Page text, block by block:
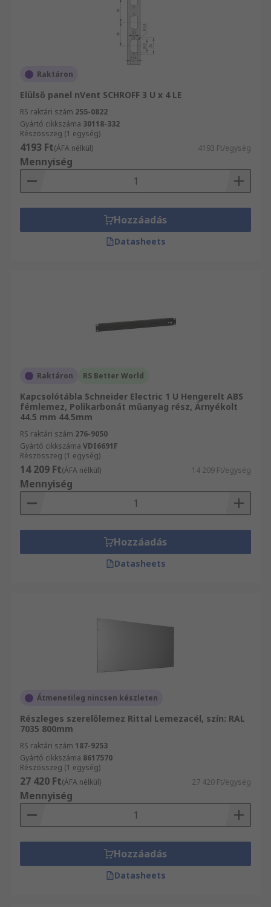
Raktáron
Elülső panel nVent SCHROFF 3 U x 4 LE
RS raktári szám 255-0822
Gyártó cikkszáma 30118-332
Részösszeg (1 egység)
4193 Ft(ÁFA nélkül) 4193 Ft/egység
Mennyiség
Hozzáadás
Datasheets
Raktáron RS Better World
Kapcsolótábla Schneider Electric 1 U Hengerelt ABS
fémlemez, Polikarbonát műanyag rész, Árnyékolt
44.5 mm 44.5mm
RS raktári szám 276-9050
Gyártó cikkszáma VDI6691F
Részösszeg (1 egység)
14 209 Ft(ÁFA nélkül) 14 209 Ft/egység
Mennyiség
Hozzáadás
Datasheets
Átmenetileg nincsen készleten
Részleges szerelőlemez Rittal Lemezacél, szín: RAL
7035 800mm
RS raktári szám 187-9253
Gyártó cikkszáma 8617570
Részösszeg (1 egység)
27 420 Ft(ÁFA nélkül) 27 420 Ft/egység
Mennyiség
Hozzáadás
Datasheets